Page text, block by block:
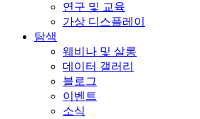
연구 및 교육
가상 디스플레이
탐색
웨비나 및 살롱
데이터 갤러리
블로그
이벤트
소식